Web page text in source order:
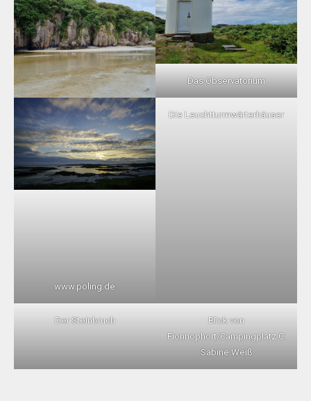
Das Observatorium
www.poling.de
Die Leuchtturmwärterhäuser
Der Steinbruch
Blick von
Fionnophort/Campingplatz C:
Sabine Weiß